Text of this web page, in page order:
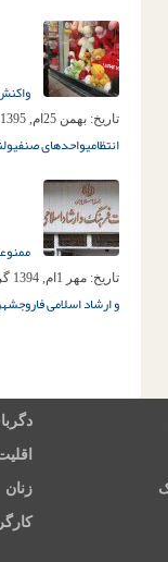
تاریخ: بهمن 25ام, 1395
انتظامیواحدهای صنفی
تاریخ: مهر 1ام, 1394
و ارشاد اسلامی فاروج
زنان